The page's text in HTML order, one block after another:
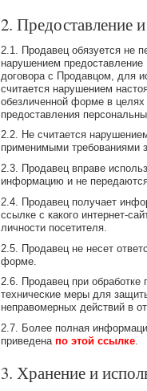
2. Предоставление
2.1. Продавец обязуется не
нарушением
договора с Продавцом, для
считается нарушением
обезличенной форме в целях
предоставления
2.2. Не считается
применимыми требованиями
2.3. Продавец вправе
информацию и не
2.4. Продавец получает
ссылке с какого интернет-
личности посетителя.
2.5. Продавец не несет
форме.
2.6. Продавец при обработке
технические меры для
неправомерных действий в
2.7. Более полная
приведена по этой ссылке.
3. Хранение и